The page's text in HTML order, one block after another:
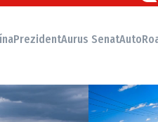
PrezidentAurus Senat